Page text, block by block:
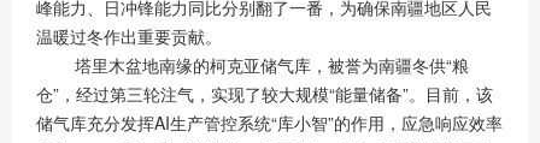
峰能力、日冲锋能力同比分别翻了一番，为确保南疆地区人民
温暖过冬作出重要贡献。
塔里木盆地南缘的柯克亚储气库，被誉为南疆冬供“粮
仓”，经过第三轮注气，实现了较大规模“能量储备”。目前，该
储气库充分发挥AI生产管控系统“库小智”的作用，应急响应效率